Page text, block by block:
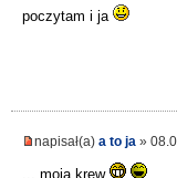
poczytam i ja
napisał(a) a to ja »
... moja krew